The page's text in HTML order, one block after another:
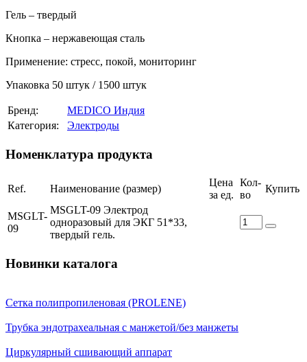
Гель – твердый
Кнопка – нержавеющая сталь
Применение: стресс, покой, мониторинг
Упаковка 50 штук / 1500 штук
Бренд:
MEDICO Индия
Категория:
Электроды
Номенклатура продукта
Ref. Наименование (размер)
Цена
за ед.
Кол-
во
Купить
MSGLT-
09
MSGLT-09 Электрод
одноразовый для ЭКГ 51*33,
твердый гель.
Новинки каталога
Сетка полипропиленовая (PROLENE)
Трубка эндотрахеальная с манжетой/без манжеты
Циркулярный сшивающий аппарат